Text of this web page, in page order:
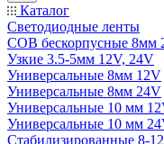
Каталог
Светодиодные ленты
COB бескорпусные 8мм
Узкие 3.5-5мм 12V, 24V
Универсальные 8мм 12V
Универсальные 8мм 24V
Универсальные 10 мм
Универсальные 10 мм
Стабилизированные 8-